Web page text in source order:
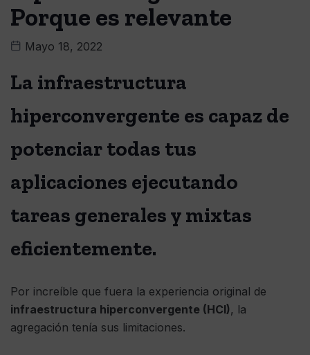
Porque es relevante
Mayo 18, 2022
La infraestructura
hiperconvergente es capaz de
potenciar todas tus
aplicaciones ejecutando
tareas generales y mixtas
eficientemente.
Por increíble que fuera la experiencia original de
infraestructura hiperconvergente (HCI), la
agregación tenía sus limitaciones.